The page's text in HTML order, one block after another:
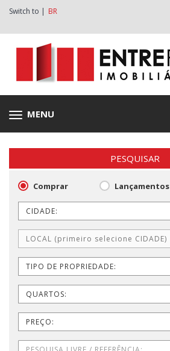
Switch to | BR
Toggle
navigation
MENU
PESQUISAR
Comprar Lançamentos
CIDADE:
LOCAL (primeiro selecione CIDADE)
TIPO DE PROPRIEDADE:
QUARTOS:
PREÇO: